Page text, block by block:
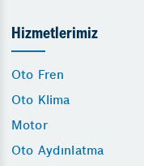
Hizmetlerimiz
Oto Fren
Oto Klima
Motor
Oto Aydınlatma